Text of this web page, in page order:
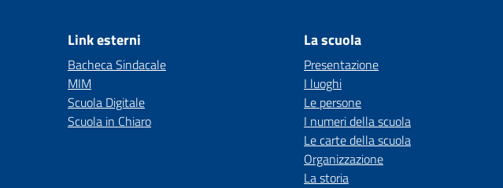
Link esterni
Bacheca Sindacale
MIM
Scuola Digitale
Scuola in Chiaro
La scuola
Presentazione
I luoghi
Le persone
I numeri della scuola
Le carte della scuola
Organizzazione
La storia